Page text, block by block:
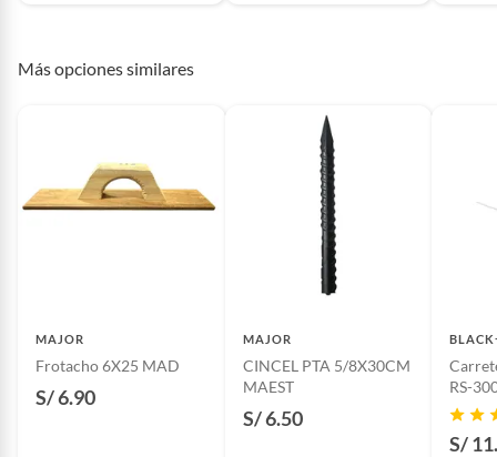
Más opciones similares
MAJOR
Frotacho 6X25 MAD
S/ 6.90
MAJOR
CINCEL PTA 5/8X30CM
MAEST
S/ 6.50
RS-
S/